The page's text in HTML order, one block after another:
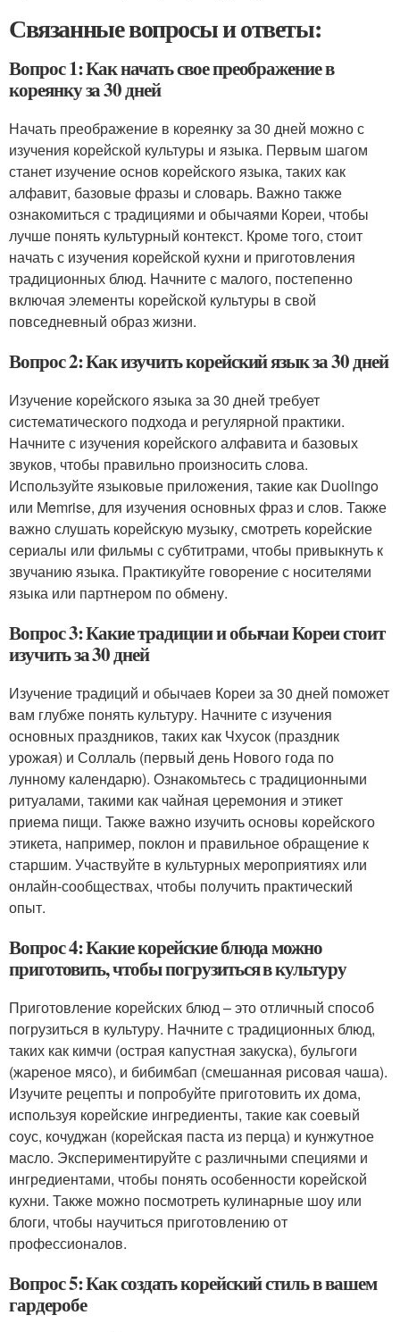
Связанные вопросы и ответы:
Вопрос 1: Как начать свое преображение в
кореянку за 30 дней
Начать преображение в кореянку за 30 дней можно с
изучения корейской культуры и языка. Первым шагом
станет изучение основ корейского языка, таких как
алфавит, базовые фразы и словарь. Важно также
ознакомиться с традициями и обычаями Кореи, чтобы
лучше понять культурный контекст. Кроме того, стоит
начать с изучения корейской кухни и приготовления
традиционных блюд. Начните с малого, постепенно
включая элементы корейской культуры в свой
повседневный образ жизни.
Вопрос 2: Как изучить корейский язык за 30 дней
Изучение корейского языка за 30 дней требует
систематического подхода и регулярной практики.
Начните с изучения корейского алфавита и базовых
звуков, чтобы правильно произносить слова.
Используйте языковые приложения, такие как Duolingo
или Memrise, для изучения основных фраз и слов. Также
важно слушать корейскую музыку, смотреть корейские
сериалы или фильмы с субтитрами, чтобы привыкнуть к
звучанию языка. Практикуйте говорение с носителями
языка или партнером по обмену.
Вопрос 3: Какие традиции и обычаи Кореи стоит
изучить за 30 дней
Изучение традиций и обычаев Кореи за 30 дней поможет
вам глубже понять культуру. Начните с изучения
основных праздников, таких как Чхусок (праздник
урожая) и Соллаль (первый день Нового года по
лунному календарю). Ознакомьтесь с традиционными
ритуалами, такими как чайная церемония и этикет
приема пищи. Также важно изучить основы корейского
этикета, например, поклон и правильное обращение к
старшим. Участвуйте в культурных мероприятиях или
онлайн-сообществах, чтобы получить практический
опыт.
Вопрос 4: Какие корейские блюда можно
приготовить, чтобы погрузиться в культуру
Приготовление корейских блюд – это отличный способ
погрузиться в культуру. Начните с традиционных блюд,
таких как кимчи (острая капустная закуска), бульгоги
(жареное мясо), и бибимбап (смешанная рисовая чаша).
Изучите рецепты и попробуйте приготовить их дома,
используя корейские ингредиенты, такие как соевый
соус, кочуджан (корейская паста из перца) и кунжутное
масло. Экспериментируйте с различными специями и
ингредиентами, чтобы понять особенности корейской
кухни. Также можно посмотреть кулинарные шоу или
блоги, чтобы научиться приготовлению от
профессионалов.
Вопрос 5: Как создать корейский стиль в вашем
гардеробе